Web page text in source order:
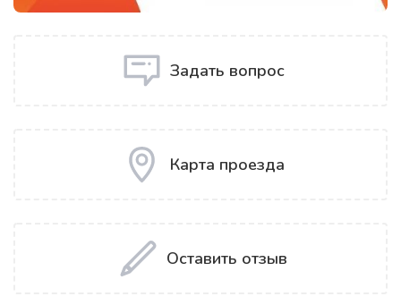
Задать вопрос
Карта проезда
Оставить отзыв